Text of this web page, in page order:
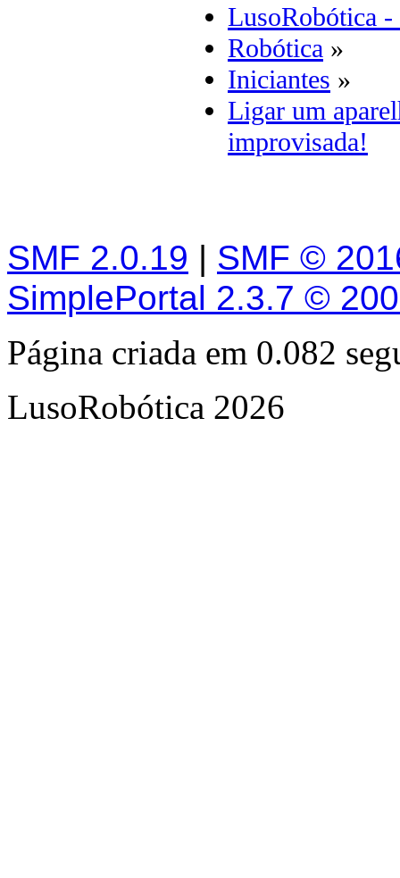
LusoRobótica -
Robótica »
Iniciantes »
Ligar um
improvisada!
SMF 2.0.19 | SMF ©
SimplePortal 2.3.7 ©
Página criada em 0.082
LusoRobótica 2026